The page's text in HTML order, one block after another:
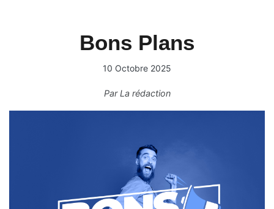
Bons Plans
10 Octobre 2025
ParLa rédaction